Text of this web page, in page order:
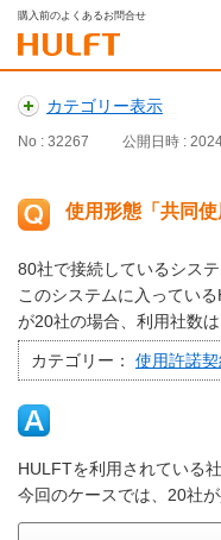
購入前のよくあるお問合せ
カテゴリー表示
No : 32267 公開日時 :
使用形態「共同
80社で接続しているシス
このシステムに入ってい
が20社の場合、利用社数
カテゴリー： 使用許諾契
HULFTを利用されている
今回のケースでは、20社